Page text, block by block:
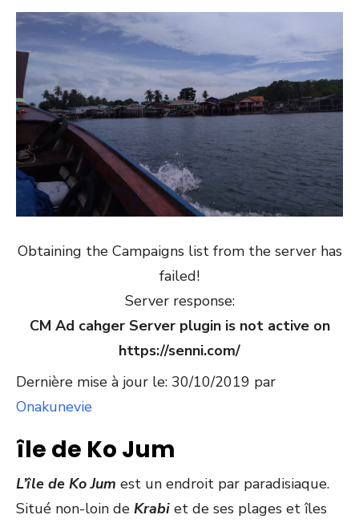
Obtaining the Campaigns list from the server has
failed!
Server response:
CM Ad cahger Server plugin is not active on
https://senni.com/
Dernière mise à jour le: 30/10/2019 par
Onakunevie
île de Ko Jum
L’île de Ko Jum est un endroit par paradisiaque.
Situé non-loin de Krabi et de ses plages et îles